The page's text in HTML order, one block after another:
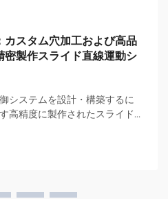
スタム穴加工および高品
製作スライド直線運動シ
システムを設計・構築するに
高精度に製作されたスライド式
する場合、スライド式直線運動